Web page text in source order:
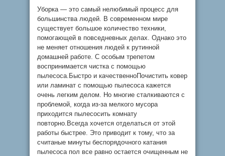
Уборка — это самый нелюбимый процесс для
большинства людей. В современном мире
существует большое количество техники,
помогающей в повседневных делах. Однако это
не меняет отношения людей к рутинной
домашней работе. С особым трепетом
воспринимается чистка с помощью
пылесоса.Быстро и качественноПочистить ковер
или ламинат с помощью пылесоса кажется
очень легким делом. Но многие сталкиваются с
проблемой, когда из-за мелкого мусора
приходится пылесосить комнату
повторно.Всегда хочется отделаться от этой
работы быстрее. Это приводит к тому, что за
считаные минуты беспорядочного катания
пылесоса пол все равно остается очищенным не